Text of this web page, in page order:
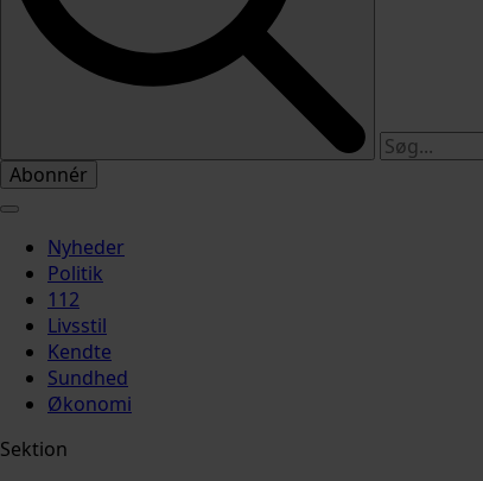
Abonnér
Nyheder
Politik
112
Livsstil
Kendte
Sundhed
Økonomi
Sektion